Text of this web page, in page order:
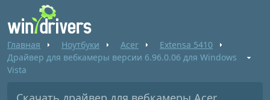
Главная Ноутбуки Acer
Extensa 5410
Драйвер для вебкамеры версии 6.96.0.06 для Windows
Vista